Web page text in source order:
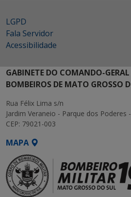
LGPD
Fala Servidor
Acessibilidade
GABINETE DO COMANDO-
BOMBEIROS DE MATO GROSSO
Rua Félix Lima s/n
Jardim Veraneio - Parque dos
CEP: 79021-003
MAPA